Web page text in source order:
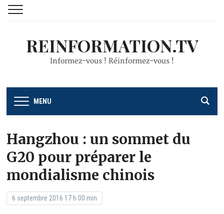
REINFORMATION.TV
Informez-vous ! Réinformez-vous !
MENU
Hangzhou : un sommet du
G20 pour préparer le
mondialisme chinois
6 septembre 2016 17 h 00 min